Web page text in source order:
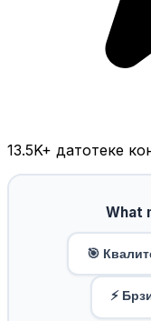
13.5K+ датотеке
What
🎯
⚡